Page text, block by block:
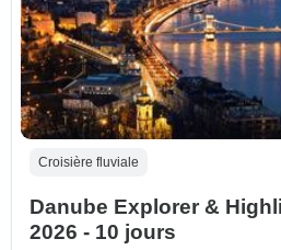
Croisière fluviale
Danube Explorer &
2026 - 10 jours